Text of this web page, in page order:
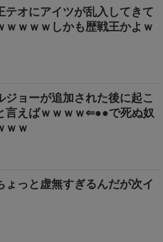
テオにアイツが乱入してきて
ｗｗｗｗしかも歴戦王かよｗ
ジョーが追加された後に起こ
言えばｗｗｗｗ⇐●●で死ぬ奴
ｗｗ
ょっと虚無すぎるんだが次イ